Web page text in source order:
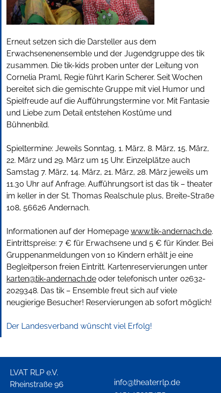
Erneut setzen sich die Darsteller aus dem
Erwachsenenensemble und der Jugendgruppe des tik
zusammen. Die tik-kids proben unter der Leitung von
Cornelia Praml, Regie führt Karin Scherer. Seit Wochen
bereitet sich die gemischte Gruppe mit viel Humor und
Spielfreude auf die Aufführungstermine vor. Mit Fantasie
und Liebe zum Detail entstehen Kostüme und
Bühnenbild.
Spieltermine: Jeweils Sonntag, 1. März, 8. März, 15. März,
22. März und 29. März um 15 Uhr. Einzelplätze auch
Samstag 7. März, 14. März, 21. März, 28. März jeweils um
11.30 Uhr auf Anfrage. Aufführungsort ist das tik – theater
im keller in der St. Thomas Realschule plus, Breite-Straße
108, 56626 Andernach.
Informationen auf der Homepage www.tik-andernach.de.
Eintrittspreise: 7 € für Erwachsene und 5 € für Kinder. Bei
Gruppenanmeldungen von 10 Kindern erhält je eine
Begleitperson freien Eintritt. Kartenreservierungen unter
karten@tik-andernach.de oder telefonisch unter 02632-
2029348. Das tik – Ensemble freut sich auf viele
neugierige Besucher! Reservierungen ab sofort möglich!
Der Landesverband wünscht viel Erfolg!
LVAT RLP e.V.
Rheinstraße 96
info@theaterrlp.de